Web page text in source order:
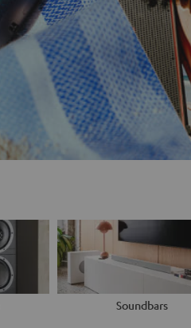
Soundbars